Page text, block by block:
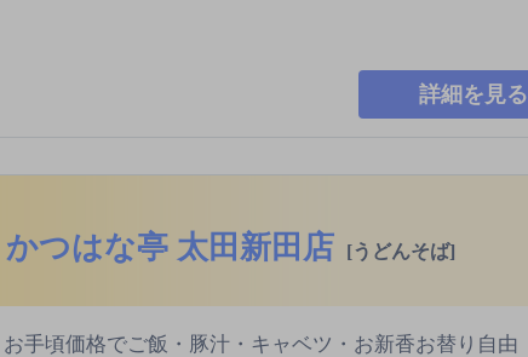
詳細を見る
かつはな亭 太田新田店 [うどんそば]
お手頃価格でご飯・豚汁・キャベツ・お新香お替り自由